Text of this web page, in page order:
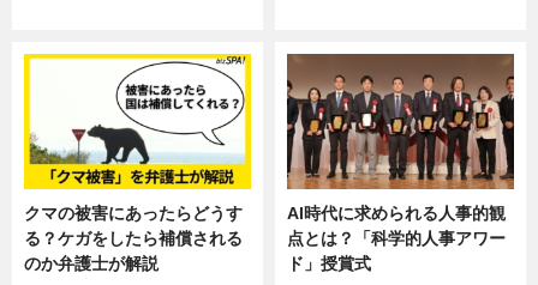
クマの被害にあったらどうす
る？ケガをしたら補償される
のか弁護士が解説
AI時代に求められる人事的観
点とは？「科学的人事アワー
ド」授賞式